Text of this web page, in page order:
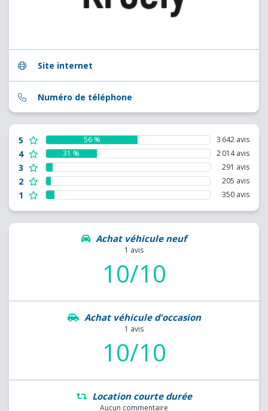
Site internet
Numéro de téléphone
5 56 % 3 642 avis
4 31 % 2 014 avis
3 291 avis
2 205 avis
1 350 avis
Achat véhicule neuf
1 avis
10/10
Achat véhicule d'occasion
1 avis
10/10
Location courte durée
Aucun commentaire